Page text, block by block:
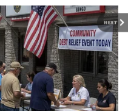
NEXT
ప్రమాదం
మహిళలు పురుషుల